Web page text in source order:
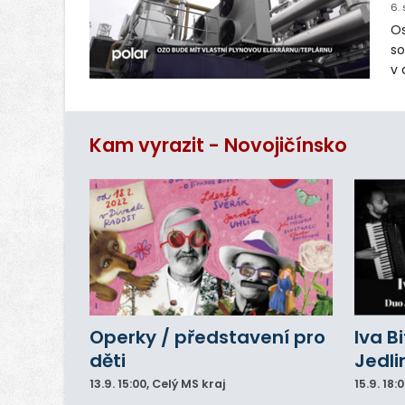
6.
v
Kam vyrazit - Novojičínsko
Operky / představení pro
děti
13.9.15:00, Celý MS kraj
Iva
15.9.